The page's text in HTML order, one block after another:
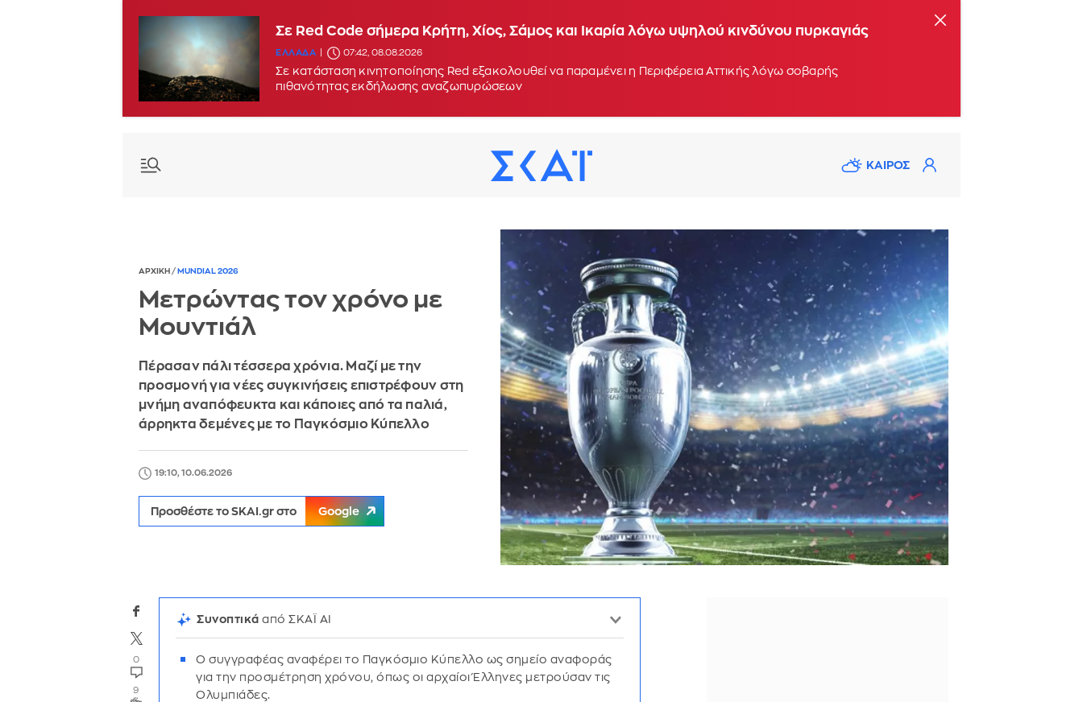
Σε Red Code σήμερα Κρήτη, Χίος, Σάμος και Ικαρία λόγω υψηλού κινδύνου πυρκαγιάς
ΕΛΛΑΔΑ 07:42, 08.08.2026
Σε κατάσταση κινητοποίησης Red εξακολουθεί να παραμένει η Περιφέρεια Αττικής λόγω σοβαρής
πιθανότητας εκδήλωσης αναζωπυρώσεων
ΚΑΙΡΟΣ
ΑΡΧΙΚΗ / MUNDIAL 2026
Μετρώντας τον χρόνο με
Μουντιάλ
Πέρασαν πάλι τέσσερα χρόνια. Μαζί με την
προσμονή για νέες συγκινήσεις επιστρέφουν στη
μνήμη αναπόφευκτα και κάποιες από τα παλιά,
άρρηκτα δεμένες με το Παγκόσμιο Κύπελλο
19:10, 10.06.2026
Προσθέστε το SKAI.gr στο Google
0
9
Συνοπτικά από ΣΚΑΪ AI
Ο συγγραφέας αναφέρει το Παγκόσμιο Κύπελλο ως σημείο αναφοράς
για την προσμέτρηση χρόνου, όπως οι αρχαίοι Έλληνες μετρούσαν τις
Ολυμπιάδες.